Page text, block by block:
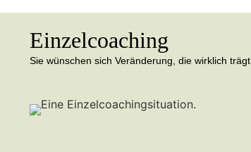
Einzelcoaching
Sie wünschen sich Veränderung, die wirklich trägt.